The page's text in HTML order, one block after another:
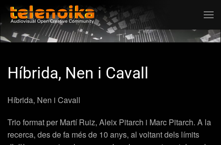
Ir al contenido principal
Híbrida, Nen i Cavall
Híbrida, Nen i Cavall
Trio format per Martí Ruiz, Aleix Pitarch i Marc Pitarch. A la
recerca, des de fa més de 10 anys, al voltant dels límits